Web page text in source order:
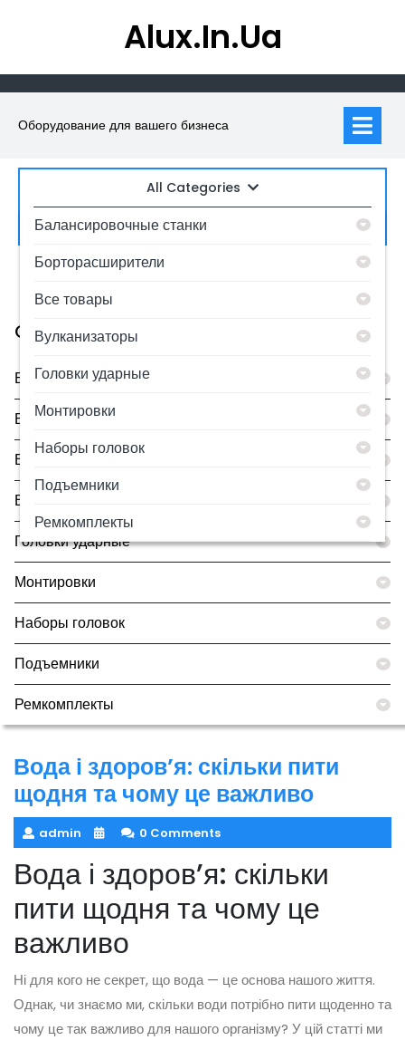
Alux.in.ua
Оборудование для вашего бизнеса
All Categories
Балансировочные станки
Борторасширители
Все товары
Вулканизаторы
Головки ударные
Монтировки
Наборы головок
Подъемники
Ремкомплекты
Искать:
Category
Балансировочные станки
Борторасширители
Все товары
Вулканизаторы
Головки ударные
Монтировки
Наборы головок
Подъемники
Ремкомплекты
Вода і здоров’я: скільки пити
щодня та чому це важливо
admin 0 Comments
Вода і здоров’я: скільки
пити щодня та чому це
важливо
Ні для кого не секрет, що вода — це основа нашого життя.
Однак, чи знаємо ми, скільки води потрібно пити щоденно та
чому це так важливо для нашого організму? У цій статті ми